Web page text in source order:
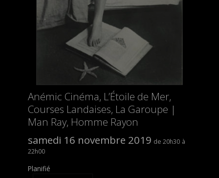
Anémic Cinéma, L’Étoile de Mer,
Courses Landaises, La Garoupe |
Man Ray, Homme Rayon
samedi 16 novembre 2019
20h30
22h00
Planifié